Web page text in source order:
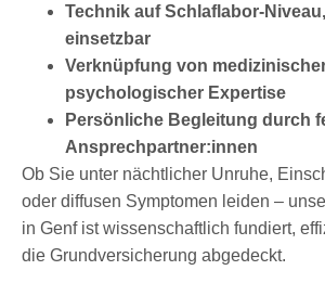
Technik auf Schlaflabor-
einsetzbar
Verknüpfung von
psychologischer Expertise
Persönliche Begleitung durch
Ansprechpartner:innen
Ob Sie unter nächtlicher Unruhe,
oder diffusen Symptomen leiden –
in Genf ist wissenschaftlich fundiert,
die Grundversicherung abgedeckt.